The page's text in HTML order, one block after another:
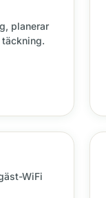
planerar
WiFi